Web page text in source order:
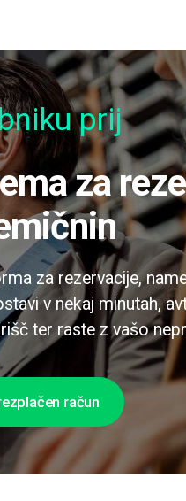
prijazno
za rezervacije,
v nekaj minutah,
ter raste z vašo
račun